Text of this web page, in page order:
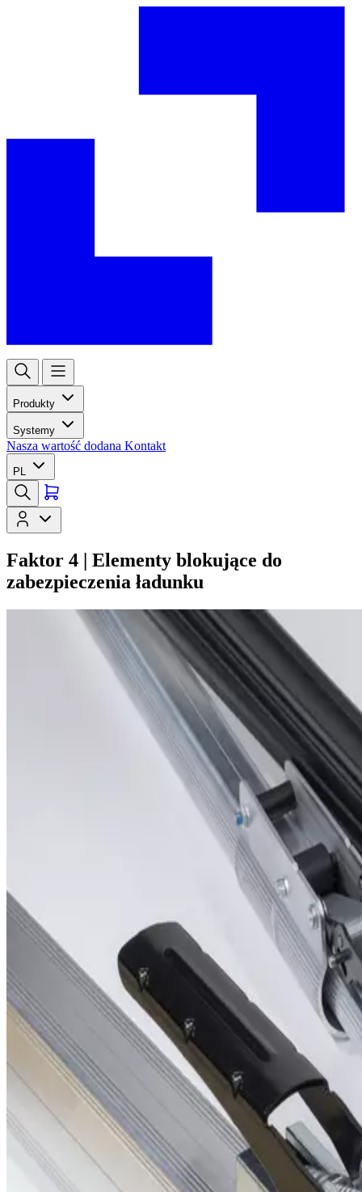
Produkty
Systemy
Nasza wartość dodana Kontakt
PL
Faktor 4 | Elementy blokujące do
zabezpieczenia ładunku